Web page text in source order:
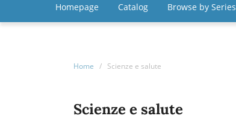
Homepage Catalog Browse by Series
Home / Scienze e salute
Scienze e salute